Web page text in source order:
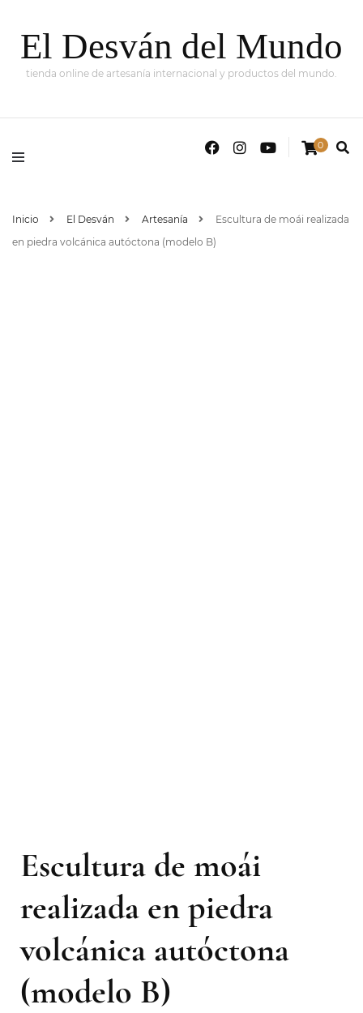
El Desván del Mundo
tienda online de artesanía internacional y productos del mundo.
0
Inicio El Desván Artesanía
Escultura de moái realizada
en piedra volcánica autóctona (modelo B)
Escultura de moái
realizada en piedra
volcánica autóctona
(modelo B)